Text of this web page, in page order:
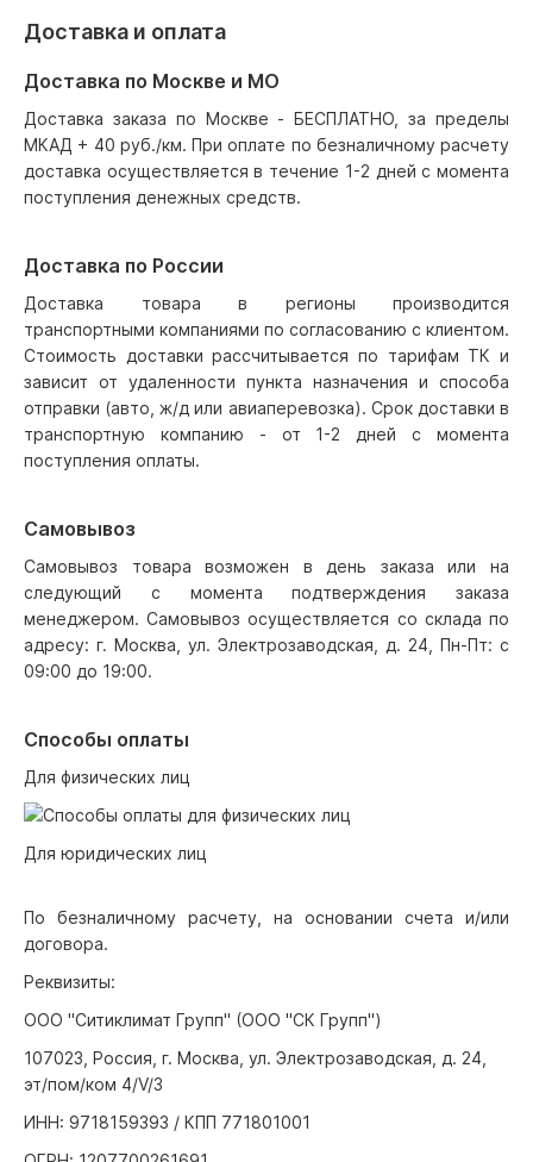
Доставка и оплата
Доставка по Москве и МО
Доставка заказа по Москве - БЕСПЛАТНО, за пределы
МКАД + 40 руб./км. При оплате по безналичному расчету
доставка осуществляется в течение 1-2 дней с момента
поступления денежных средств.
Доставка по России
Доставка товара в регионы производится
транспортными компаниями по согласованию с клиентом.
Стоимость доставки рассчитывается по тарифам ТК и
зависит от удаленности пункта назначения и способа
отправки (авто, ж/д или авиаперевозка). Срок доставки в
транспортную компанию - от 1-2 дней с момента
поступления оплаты.
Самовывоз
Самовывоз товара возможен в день заказа или на
следующий с момента подтверждения заказа
менеджером. Самовывоз осуществляется со склада по
адресу: г. Москва, ул. Электрозаводская, д. 24, Пн-Пт: с
09:00 до 19:00.
Способы оплаты
Для физических лиц
Для юридических лиц
По безналичному расчету, на основании счета и/или
договора.
Реквизиты:
ООО "Ситиклимат Групп" (ООО "СК Групп")
107023, Россия, г. Москва, ул. Электрозаводская, д. 24,
эт/пом/ком 4/V/3
ИНН: 9718159393 / КПП 771801001